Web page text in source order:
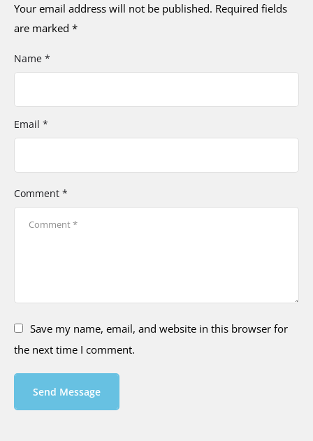
Your email address will not be published. Required fields
are marked *
Comment *
Name *
Email *
Save my name, email, and website in this browser for
the next time I comment.
Send Message